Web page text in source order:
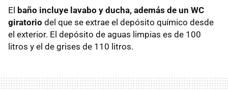
El baño incluye lavabo y ducha, además de un WC
giratorio del que se extrae el depósito químico desde
el exterior. El depósito de aguas limpias es de 100
litros y el de grises de 110 litros.